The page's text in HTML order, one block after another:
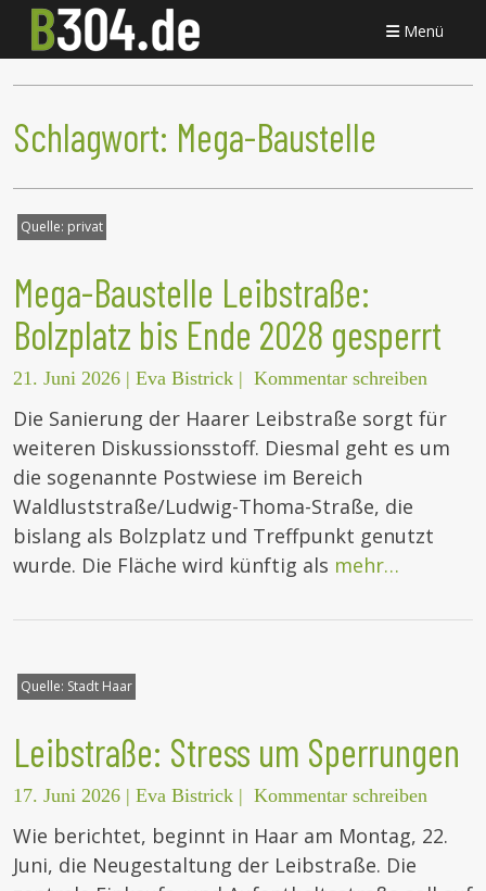
Menü
Schlagwort: Mega-Baustelle
Quelle: privat
Mega-Baustelle Leibstraße:
Bolzplatz bis Ende 2028 gesperrt
21. Juni 2026 | Eva Bistrick | Kommentar schreiben
Die Sanierung der Haarer Leibstraße sorgt für
weiteren Diskussionsstoff. Diesmal geht es um
die sogenannte Postwiese im Bereich
Waldluststraße/Ludwig-Thoma-Straße, die
bislang als Bolzplatz und Treffpunkt genutzt
wurde. Die Fläche wird künftig als mehr…
Quelle: Stadt Haar
Leibstraße: Stress um Sperrungen
17. Juni 2026 | Eva Bistrick | Kommentar schreiben
Wie berichtet, beginnt in Haar am Montag, 22.
Juni, die Neugestaltung der Leibstraße. Die